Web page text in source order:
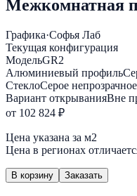
Межкомнатная
Графика·Софья Лаб
Текущая конфигурация
МодельGR2
Алюминиевый профиль
СтеклоСерое непрозрачное
Вариант открыванияВне
от 102 824 ₽
Цена указана за м2
Цена в регионах
В корзину Заказать